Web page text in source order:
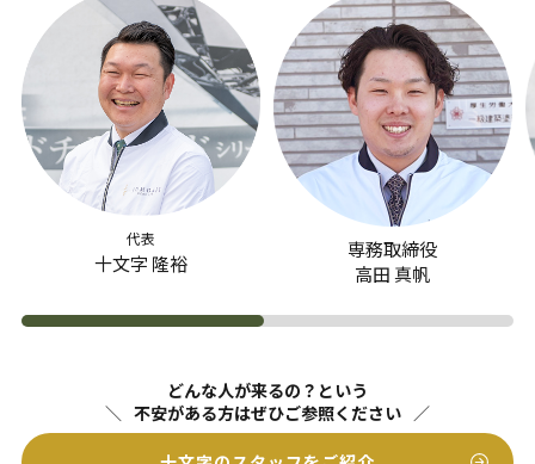
代表
十文字 隆裕
専務取締役
高田 真帆
どんな人が来るの？という
不安がある方はぜひご参照ください